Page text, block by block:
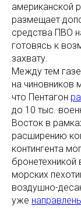
американской
размещает
средства ПВО
готовясь к
захвату.
Между тем
на чиновников
что Пентагон
до 10 тыс.
Восток в
расширению
контингента
бронетехникой
морских
воздушно-
уже